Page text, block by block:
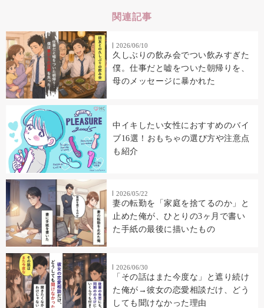
関連記事
2026/06/10
久しぶりの飲み会でつい飲みすぎた
僕。仕事だと嘘をついた朝帰りを、
母のメッセージに暴かれた
中イキしたい女性におすすめのバイ
ブ16選！おもちゃの選び方や注意点
も紹介
2026/05/22
妻の転勤を「家庭を捨てるのか」と
止めた俺が、ひとりの3ヶ月で書い
た手紙の最後に描いたもの
2026/06/30
「その話はまた今度な」と遮り続け
た俺が→彼女の恋愛相談だけ、どう
しても聞けなかった理由